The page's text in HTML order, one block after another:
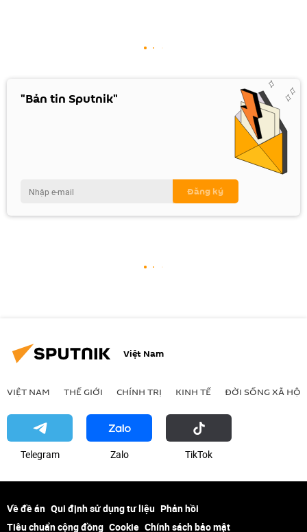
"Bản tin Sputnik"
Việt Nam
VIỆT NAM THẾ GIỚI CHÍNH TRỊ KINH TẾ ĐỜI SỐNG XÃ HỘI
Telegram Zalo ТikТоk
Về đề án Qui định sử dụng tư liệu Phản hồi
Tiêu chuẩn cộng đồng Cookie Chính sách bảo mật